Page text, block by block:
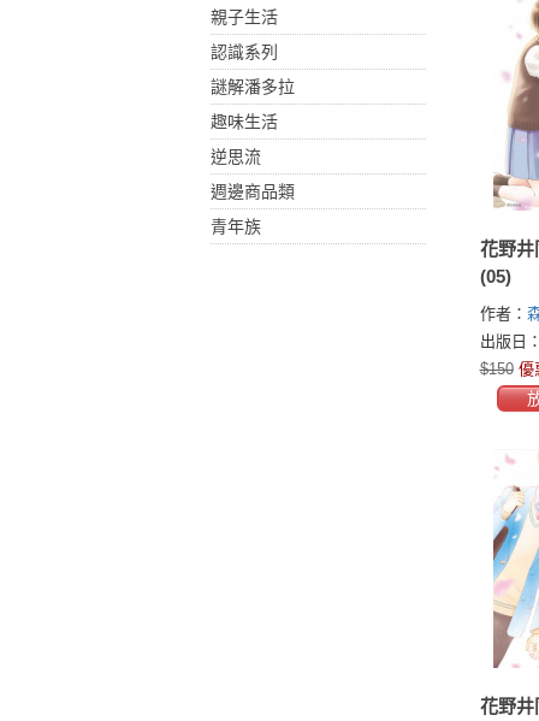
親子生活
認識系列
謎解潘多拉
趣味生活
逆思流
週邊商品類
青年族
花野井
(05)
作者：
出版日
$150 優
花野井